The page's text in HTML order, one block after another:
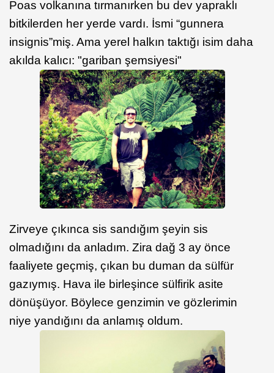
Poas volkanına tırmanırken bu dev yapraklı
bitkilerden her yerde vardı. İsmi “gunnera
insignis”miş. Ama yerel halkın taktığı isim daha
akılda kalıcı: "gariban şemsiyesi"
Zirveye çıkınca sis sandığım şeyin sis
olmadığını da anladım. Zira dağ 3 ay önce
faaliyete geçmiş, çıkan bu duman da sülfür
gazıymış. Hava ile birleşince sülfirik asite
dönüşüyor. Böylece genzimin ve gözlerimin
niye yandığını da anlamış oldum.